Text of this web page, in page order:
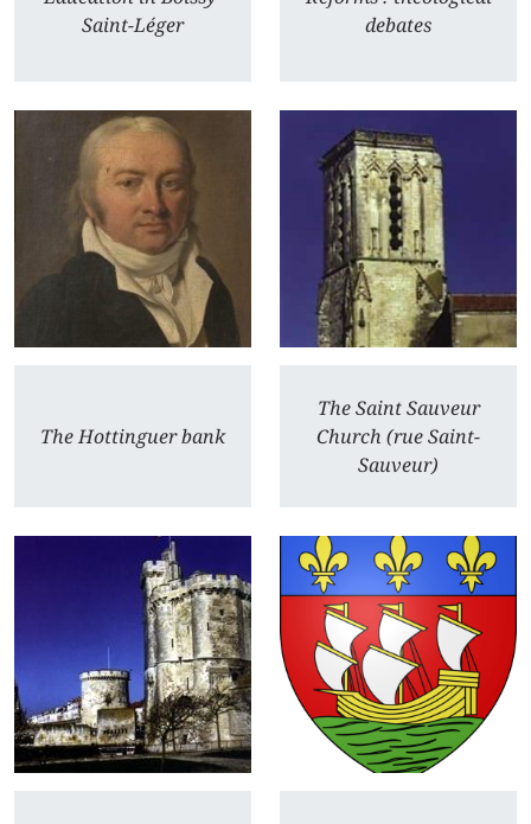
Saint-Léger
debates
The Hottinguer bank
The Saint Sauveur
Church (rue Saint-
Sauveur)